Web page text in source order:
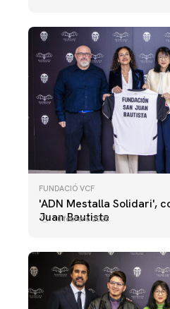
FUNDACIÓ VCF
'ADN Mestalla Solidari',
Juan Bautista
10 febrero 2025